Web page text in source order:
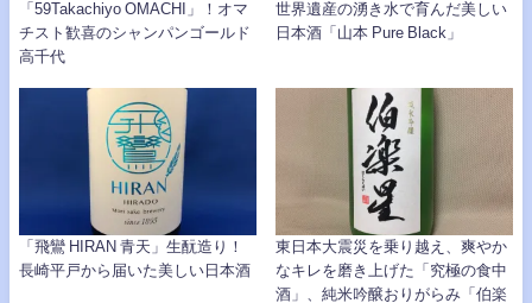
「59Takachiyo OMACHI」！オマ
チスト歓喜のシャンパンゴールド
高千代
世界遺産の湧き水で育んだ美しい
日本酒「山本 Pure Black」
「飛鸞 HIRAN 青天」生酛造り！
長崎平戸から届いた美しい日本酒
東日本大震災を乗り越え、爽やか
なキレを磨き上げた「究極の食中
酒」、純米吟醸おりがらみ「伯楽